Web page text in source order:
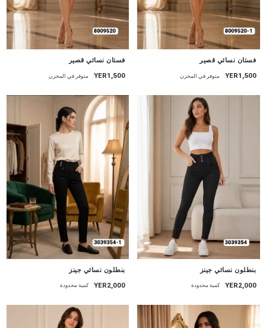
فستان نسائي قصير
YER1,500 متوفر في المخزن
فستان نسائي قصير
YER1,500 متوفر في المخزن
بنطلون نسائي جينز
YER2,000 كمية محدودة
بنطلون نسائي جينز
YER2,000 كمية محدودة